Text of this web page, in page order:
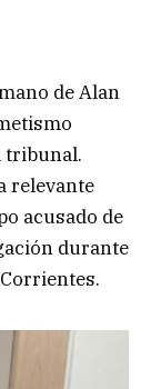
de Alan
tribunal.
relevante
acusado de
durante